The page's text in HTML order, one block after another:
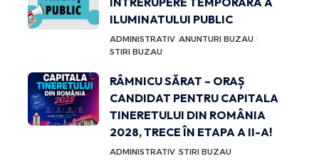
ILUMINATULUI PUBLIC
ADMINISTRATIV ANUNTURI BUZAU
STIRI BUZAU
RÂMNICU SĂRAT – ORAȘ
CANDIDAT PENTRU CAPITALA
TINERETULUI DIN ROMÂNIA
2028, TRECE ÎN ETAPA A II-A!
ADMINISTRATIV STIRI BUZAU